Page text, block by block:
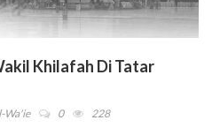
Khilafah Di Tatar
Wa'ie 0 228